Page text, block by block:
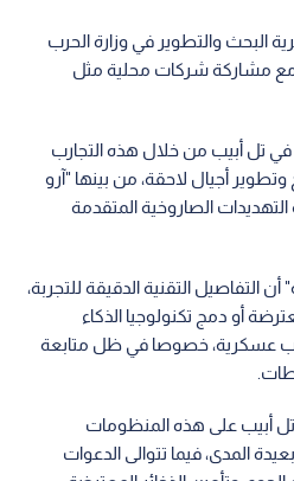
البحث والتطوير في وزارة الحرب
مع مشاركة شركات محلية مثل
تل أبيب من خلال هذه التجارب
وتطوير أجيال لاحقة، من بينها "آرو
التهديدات الصاروخية المتقدمة
التفاصيل التقنية الدقيقة للتجربة،
أو دمج تكنولوجيا الذكاء
عسكرية، خصوصا في ظل متابعة
تل أبيب على هذه المنظومات
المدى، فيما تتوالى الدعوات